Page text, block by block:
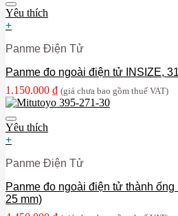
Yêu thích
+
Panme Điện Tử
Panme đo ngoài điện tử INSIZE,
1.150.000 ₫ (giá chưa bao gồm thuế VAT)
Yêu thích
+
Panme Điện Tử
Panme đo ngoài điện tử thành
25 mm)